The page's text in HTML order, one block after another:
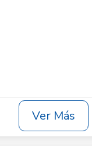
Ver Más